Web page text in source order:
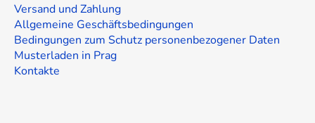
Versand und Zahlung
Allgemeine Geschäftsbedingungen
Bedingungen zum Schutz personenbezogener Daten
Musterladen in Prag
Kontakte